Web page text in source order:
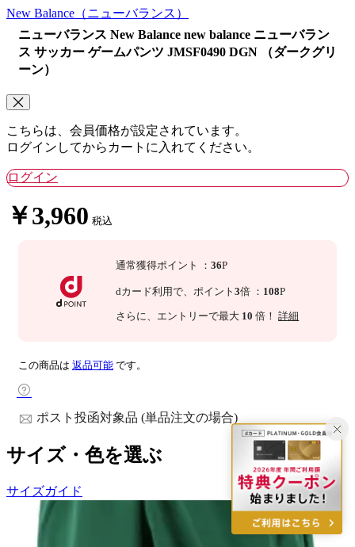
New Balance （ニューバランス）
ニューバランス New Balance new balance ニューバラン
ス サッカー ゲームパンツ JMSF0490 DGN （ダークグリ
ーン）
こちらは、会員価格が設定されています。
ログインしてからカートに入れてください。
ログイン
￥3,960 税込
通常獲得ポイント ：36P
dカード利用で、ポイント3倍 ： 108P
さらに、エントリーで最大 10 倍！詳細
この商品は 返品可能 です。
ポスト投函対象品 (単品注文の場合)
サイズ・色を選ぶ
サイズガイド